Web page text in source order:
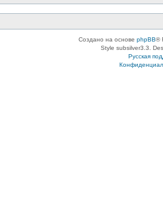
Создано на основе phpBB®
Style subsilver3.3.
Русская